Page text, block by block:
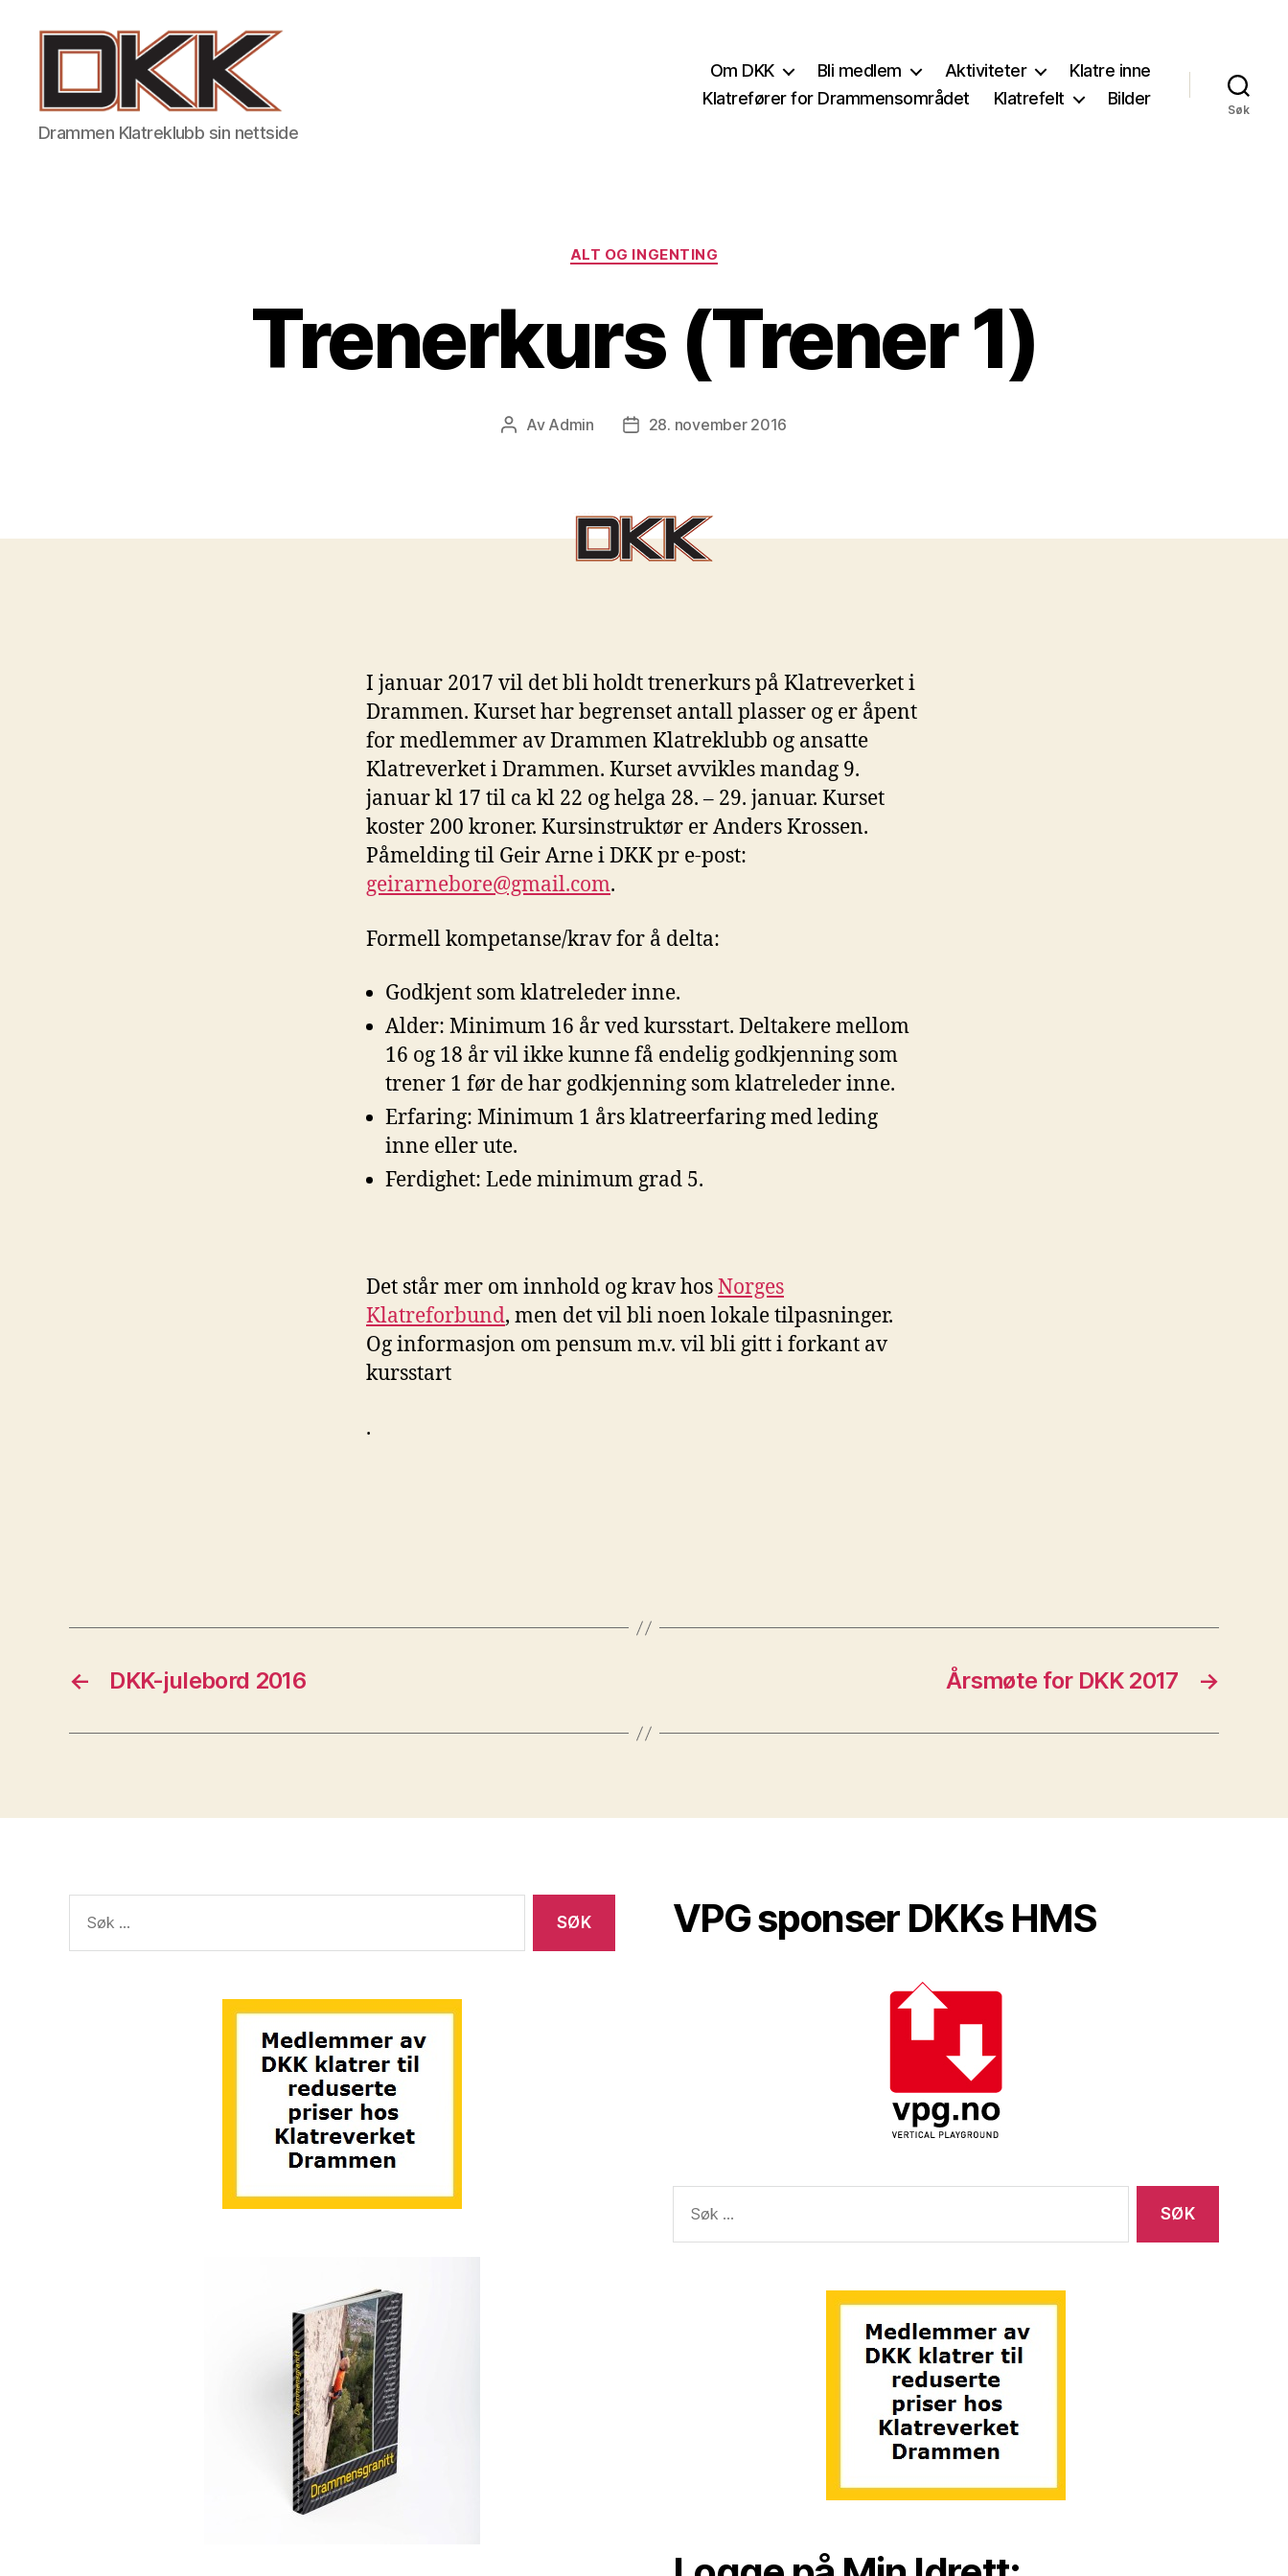
DKK
-
Drammen Klatreklubb sin nettside
Om DKK Bli medlem Aktiviteter
Klatre inne
Klatrefører for Drammensområdet
Klatrefelt Bilder
Søk
Kategorier
ALT OG INGENTING
Trenerkurs (Trener 1)
Innleggsforfatter
Av Admin Publiseringsdato
28. november 2016
I januar 2017 vil det bli holdt trenerkurs på Klatreverket i
Drammen. Kurset har begrenset antall plasser og er åpent
for medlemmer av Drammen Klatreklubb og ansatte
Klatreverket i Drammen. Kurset avvikles mandag 9.
januar kl 17 til ca kl 22 og helga 28. – 29. januar. Kurset
koster 200 kroner. Kursinstruktør er Anders Krossen.
Påmelding til Geir Arne i DKK pr e-post:
geirarnebore@gmail.com.
Formell kompetanse/krav for å delta:
Godkjent som klatreleder inne.
Alder: Minimum 16 år ved kursstart. Deltakere mellom
16 og 18 år vil ikke kunne få endelig godkjenning som
trener 1 før de har godkjenning som klatreleder inne.
Erfaring: Minimum 1 års klatreerfaring med leding
inne eller ute.
Ferdighet: Lede minimum grad 5.
Det står mer om innhold og krav hosNorges
Klatreforbund, men det vil bli noen lokale tilpasninger.
Og informasjon om pensum m.v. vil bli gitt i forkant av
kursstart
.
← DKK-julebord 2016 →
Årsmøte for DKK 2017
etter:
VPG sponser DKKs HMS
etter: